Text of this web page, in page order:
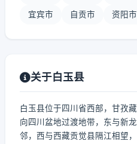
宜宾市 自贡市 资阳市
关于白玉县
白玉县位于四川省西部，甘孜
向四川盆地过渡地带，东与新
邻，西与西藏贡觉县隔江相望，